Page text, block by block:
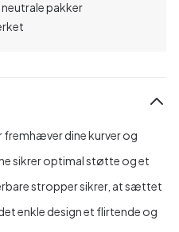
pakker
dine kurver og
sikrer optimal støtte og et
stropper sikrer, at sættet
enkle design et flirtende og